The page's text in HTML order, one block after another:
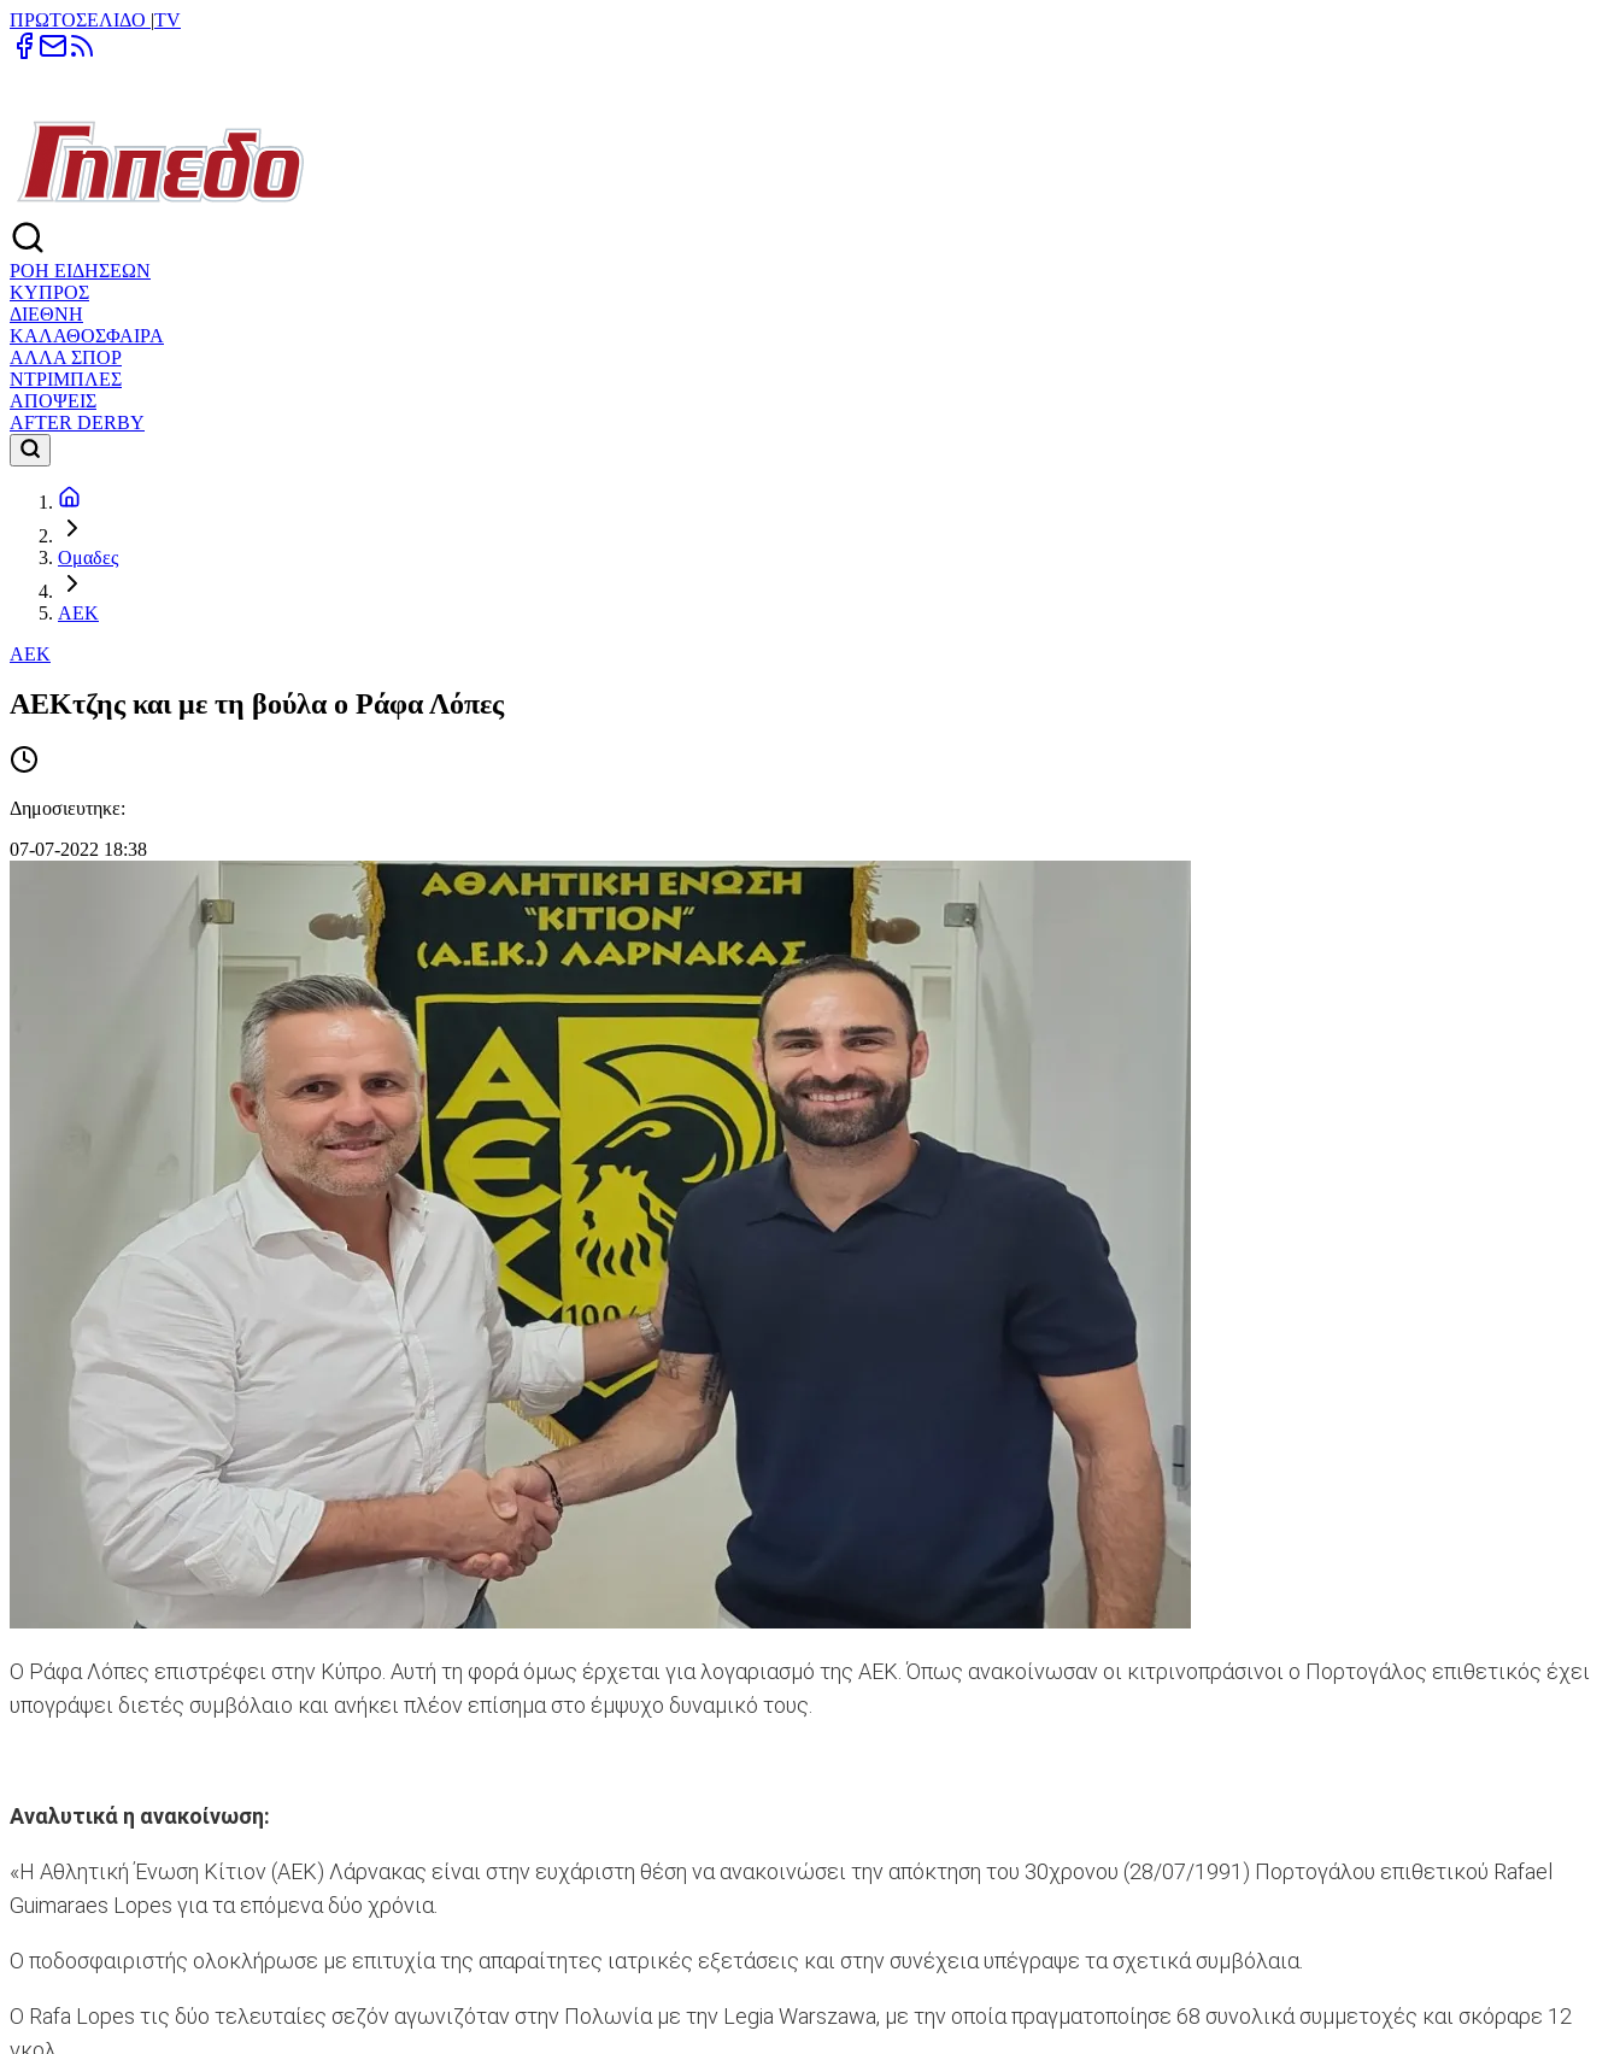
ΠΡΩΤΟΣΕΛΙΔΟ |TV
ΡΟΗ ΕΙΔΗΣΕΩΝ
ΚΥΠΡΟΣ
ΔΙΕΘΝΗ
ΚΑΛΑΘΟΣΦΑΙΡΑ
ΑΛΛΑ ΣΠΟΡ
ΝΤΡΙΜΠΛΕΣ
ΑΠΟΨΕΙΣ
AFTER DERBY
Ομαδες
ΑΕΚ
ΑΕΚ
ΑΕΚτζης και με τη βούλα ο Ράφα Λόπες
Δημοσιευτηκε:
07-07-2022 18:38
Ο Ράφα Λόπες επιστρέφει στην Κύπρο. Αυτή τη φορά όμως έρχεται για λογαριασμό της ΑΕΚ. Όπως ανακοίνωσαν οι κιτρινοπράσινοι ο Πορτογάλος επιθετικός έχει
υπογράψει διετές συμβόλαιο και ανήκει πλέον επίσημα στο έμψυχο δυναμικό τους.
Αναλυτικά η ανακοίνωση:
«Η Αθλητική Ένωση Κίτιον (ΑΕΚ) Λάρνακας είναι στην ευχάριστη θέση να ανακοινώσει την απόκτηση του 30χρονου (28/07/1991) Πορτογάλου επιθετικού Rafael
Guimaraes Lopes για τα επόμενα δύο χρόνια.
Ο ποδοσφαιριστής ολοκλήρωσε με επιτυχία της απαραίτητες ιατρικές εξετάσεις και στην συνέχεια υπέγραψε τα σχετικά συμβόλαια.
O Rafa Lopes τις δύο τελευταίες σεζόν αγωνιζόταν στην Πολωνία με την Legia Warszawa, με την οποία πραγματοποίησε 68 συνολικά συμμετοχές και σκόραρε 12